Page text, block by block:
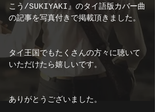
こう/SUKIYAKI』のタイ語版カバー曲
の記事を写真付きで掲載頂きました。
タイ王国でもたくさんの方々に聴いて
いただけたら嬉しいです。
ありがとうございました。